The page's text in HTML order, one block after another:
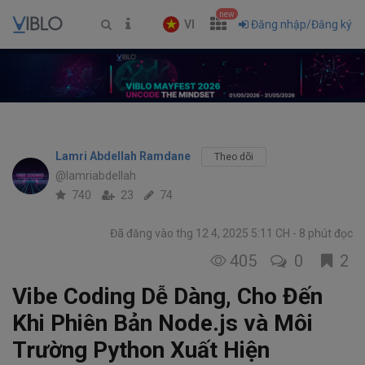
VI
new
Đăng nhập/Đăng ký
Lamri Abdellah Ramdane
@lamriabdellah
Theo dõi
740 23 74
Đã đăng vào thg 12 4, 2025 5:11 CH 8 phút đọc
405 0 2
Vibe Coding Dễ Dàng, Cho Đến
Khi Phiên Bản Node.js và Môi
Trường Python Xuất Hiện